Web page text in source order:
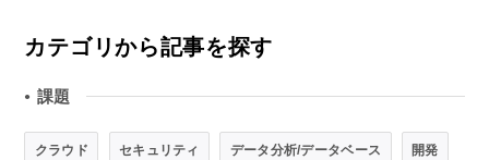
カテゴリから記事を探す
● 課題
クラウド セキュリティ データ分析/データベース 開発